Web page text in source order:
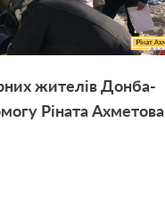
жи­те­лів Дон­ба­
Рі­на­та Ахме­то­ва